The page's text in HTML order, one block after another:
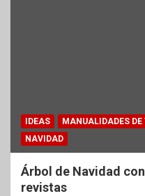
IDEAS
MANUALIDADES
NAVIDAD
Árbol de Navidad
revistas